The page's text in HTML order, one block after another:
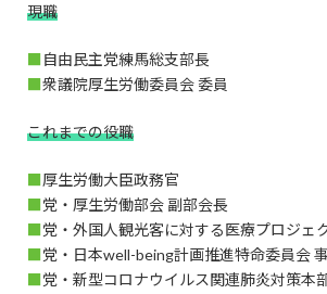
現職
■自由民主党練馬総支部長
■衆議院厚生労働委員会 委員
これまでの役職
■厚生労働大臣政務官
■党・厚生労働部会 副部会長
■党・外国人観光客に対する医療プロジェ
■党・日本well-being計画推進特命委員会
■党・新型コロナウイルス関連肺炎対策本